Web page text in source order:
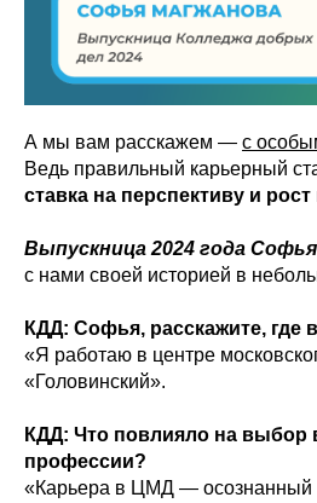
А мы вам расскажем — с
Ведь правильный карьерный
ставка на перспективу и
Выпускница 2024 года
с нами своей историей в
КДД: Софья, расскажите, где
«Я работаю в центре
«Головинский».
КДД: Что повлияло на выбор
профессии?
«Карьера в ЦМД — осознанный